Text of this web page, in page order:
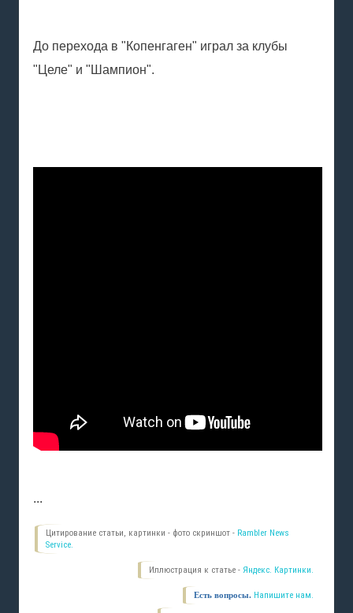
До перехода в "Копенгаген" играл за клубы
"Целе" и "Шампион".
...
Цитирование статьи, картинки - фото скриншот - Rambler News
Service.
Иллюстрация к статье - Яндекс. Картинки.
Есть вопросы. Напишите нам.